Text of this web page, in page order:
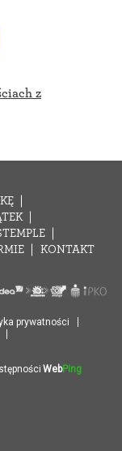
z
KONTAKT
prywatności
WebPing